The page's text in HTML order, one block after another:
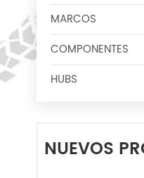
MARCOS
COMPONENTES
HUBS
NUEVOS